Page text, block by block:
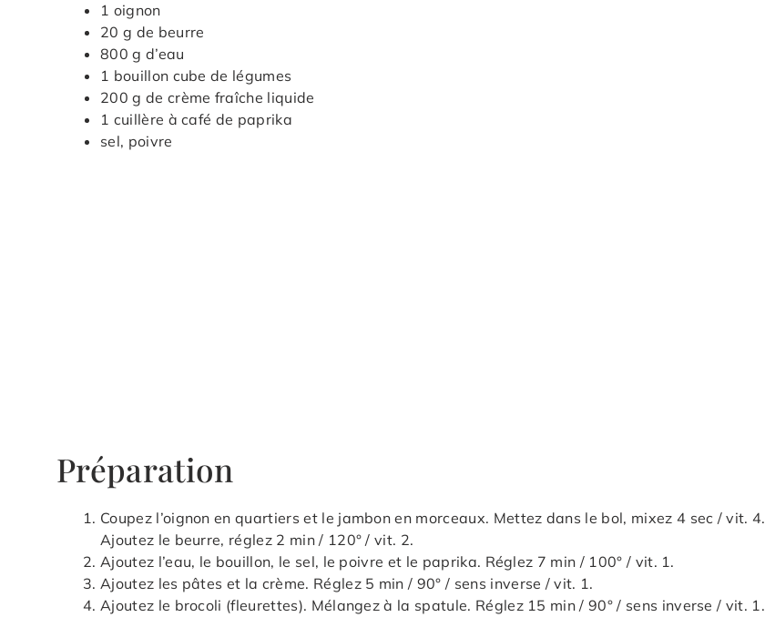
1 oignon
20 g de beurre
800 g d’eau
1 bouillon cube de légumes
200 g de crème fraîche liquide
1 cuillère à café de paprika
sel, poivre
Préparation
Coupez l’oignon en quartiers et le jambon en morceaux. Mettez dans le bol, mixez 4 sec / vit. 4.
Ajoutez le beurre, réglez 2 min / 120° / vit. 2.
Ajoutez l’eau, le bouillon, le sel, le poivre et le paprika. Réglez 7 min / 100° / vit. 1.
Ajoutez les pâtes et la crème. Réglez 5 min / 90° / sens inverse / vit. 1.
Ajoutez le brocoli (fleurettes). Mélangez à la spatule. Réglez 15 min / 90° / sens inverse / vit. 1.